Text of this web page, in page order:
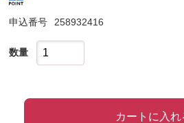
申込番号 258932416
数量
カートに入れ